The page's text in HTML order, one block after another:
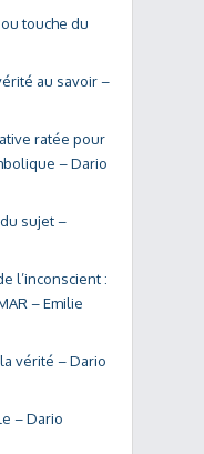
touche du
au savoir –
ratée pour
– Dario
sujet –
l’inconscient :
– Emilie
vérité – Dario
– Dario